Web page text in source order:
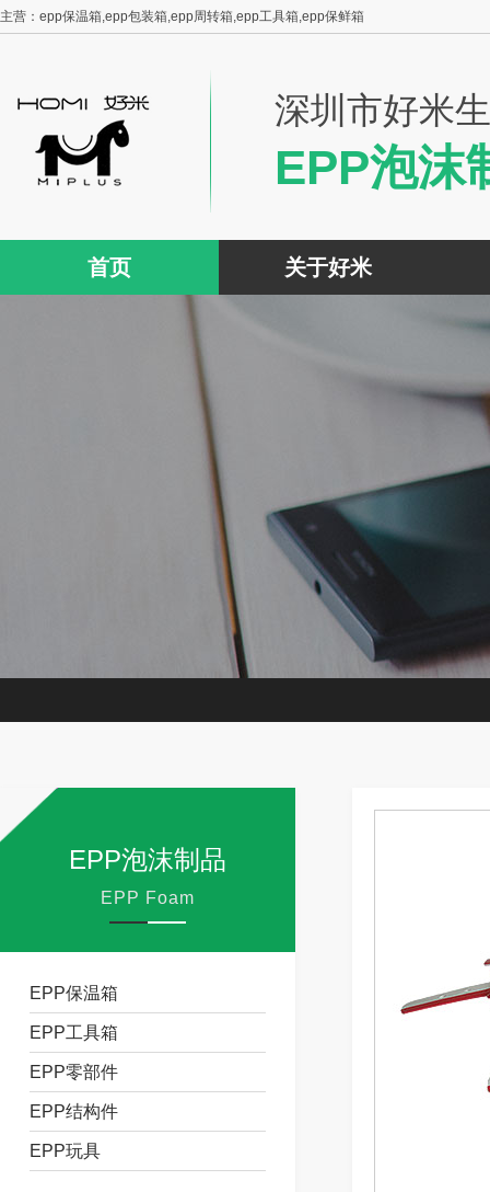
主营：epp保温箱,epp包装箱,epp周转箱,epp工具箱,epp保鲜箱
深圳市好米
EPP泡沫
首页 关于好米
EPP泡沫制品
EPP Foam
EPP保温箱
EPP工具箱
EPP零部件
EPP结构件
EPP玩具